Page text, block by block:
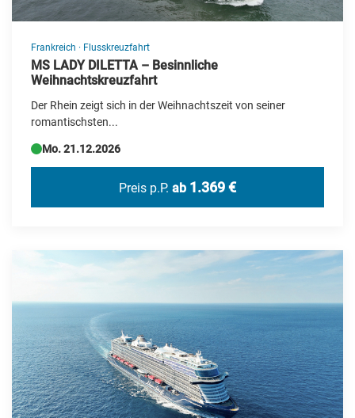
Island
Italien
Kanada
Kap Verde
Karibik
Marokko
Monaco
Montenegro
Namibia
Nepal
Frankreich · Flusskreuzfahrt
MS LADY DILETTA – Besinnliche
Weihnachtskreuzfahrt
Der Rhein zeigt sich in der Weihnachtszeit von seiner
romantischsten...
Mo. 21.12.2026
Preis p.P. ab 1.369 €